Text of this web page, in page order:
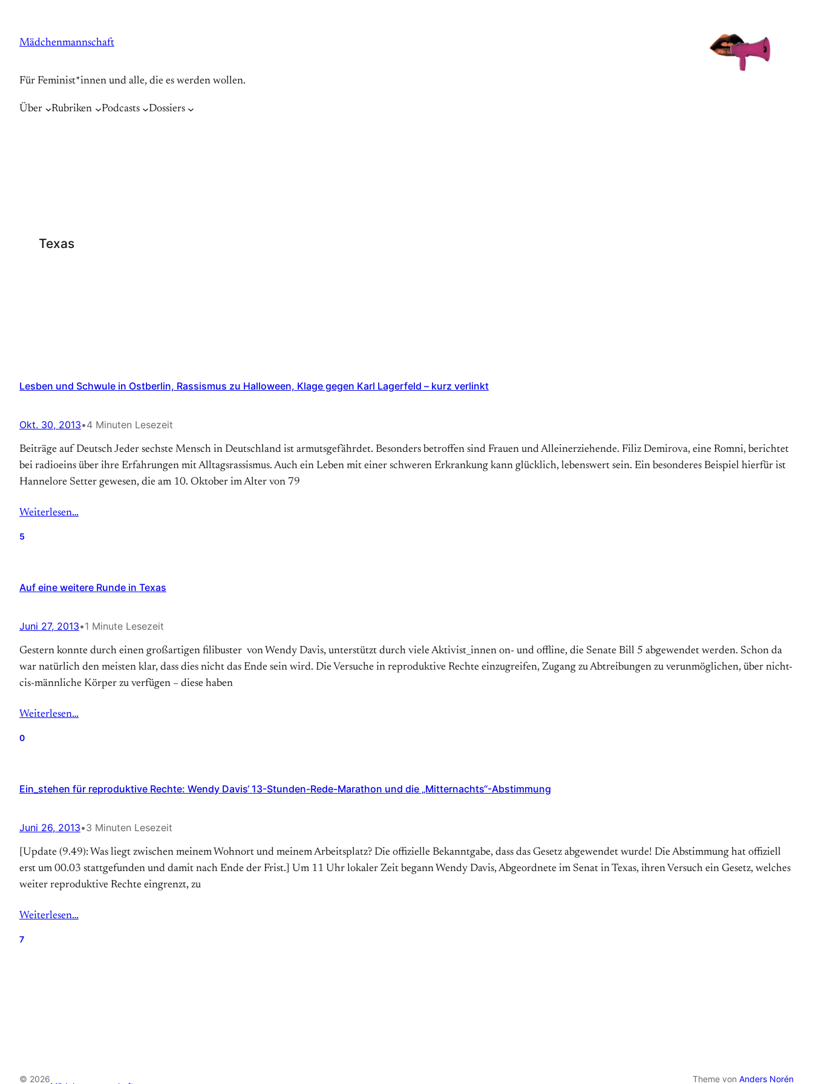
springen
Mädchenmannschaft
Für Feminist*innen und alle, die es werden wollen.
Über Rubriken Podcasts Dossiers
Texas
Lesben und Schwule in Ostberlin, Rassismus zu Halloween, Klage gegen Karl Lagerfeld – kurz verlinkt
Okt. 30, 2013•4 Minuten Lesezeit
Beiträge auf Deutsch Jeder sechste Mensch in Deutschland ist armutsgefährdet. Besonders betroffen sind Frauen und Alleinerziehende. Filiz Demirova, eine Romni, berichtet
bei radioeins über ihre Erfahrungen mit Alltagsrassismus. Auch ein Leben mit einer schweren Erkrankung kann glücklich, lebenswert sein. Ein besonderes Beispiel hierfür ist
Hannelore Setter gewesen, die am 10. Oktober im Alter von 79
Weiterlesen…
5
Auf eine weitere Runde in Texas
Juni 27, 2013•1 Minute Lesezeit
Gestern konnte durch einen großartigen filibuster von Wendy Davis, unterstützt durch viele Aktivist_innen on- und offline, die Senate Bill 5 abgewendet werden. Schon da
war natürlich den meisten klar, dass dies nicht das Ende sein wird. Die Versuche in reproduktive Rechte einzugreifen, Zugang zu Abtreibungen zu verunmöglichen, über nicht-
cis-männliche Körper zu verfügen – diese haben
Weiterlesen…
0
Ein_stehen für reproduktive Rechte: Wendy Davis‘ 13-Stunden-Rede-Marathon und die „Mitternachts“-Abstimmung
Juni 26, 2013•3 Minuten Lesezeit
[Update (9.49): Was liegt zwischen meinem Wohnort und meinem Arbeitsplatz? Die offizielle Bekanntgabe, dass das Gesetz abgewendet wurde! Die Abstimmung hat offiziell
erst um 00.03 stattgefunden und damit nach Ende der Frist.] Um 11 Uhr lokaler Zeit begann Wendy Davis, Abgeordnete im Senat in Texas, ihren Versuch ein Gesetz, welches
weiter reproduktive Rechte eingrenzt, zu
Weiterlesen…
7
© 2026 Theme von Anders Norén